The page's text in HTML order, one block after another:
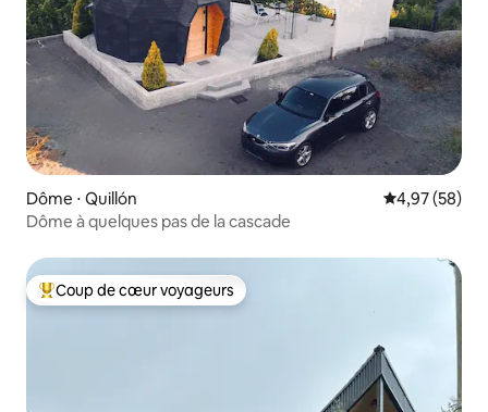
Dôme ⋅ Quillón Évaluation
4,97 (58)
Dôme à quelques pas de la cascade
Coups de cœur voyageurs les plus appréciés
Coup de cœur voyageurs